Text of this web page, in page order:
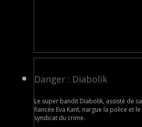
Danger : Diabolik
Le super bandit Diabolik, assisté de sa
fiancée Eva Kant, nargue la police et le
syndicat du crime.